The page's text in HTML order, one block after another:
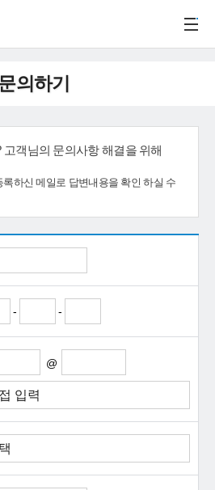
의하기
객님의 문의사항 해결을 위해
하신 메일로 답변내용을 확인 하실 수
- -
@